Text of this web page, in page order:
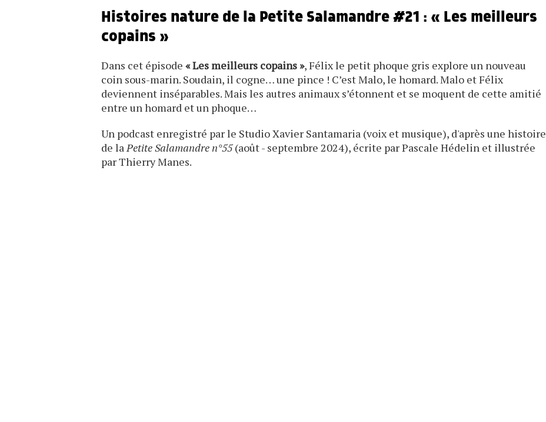
Histoires nature de la Petite Salamandre #21 : « Les meilleurs
copains »
Dans cet épisode« Les meilleurs copains », Félix le petit phoque gris explore un nouveau
coin sous-marin. Soudain, il cogne… une pince ! C’est Malo, le homard. Malo et Félix
deviennent inséparables. Mais les autres animaux s’étonnent et se moquent de cette amitié
entre un homard et un phoque…
Un podcast enregistré par le Studio Xavier Santamaria (voix et musique), d'après une histoire
de laPetite Salamandre n°55(août - septembre 2024), écrite par Pascale Hédelin et illustrée
par Thierry Manes.